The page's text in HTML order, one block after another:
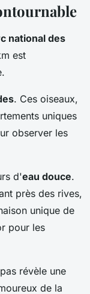
national des
est
. Ces oiseaux,
uniques
observer les
d'eau douce.
près des rives,
unique de
pour les
révèle une
de la